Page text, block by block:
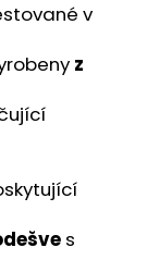
v
z
s